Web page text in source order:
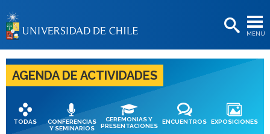
MENÚ
BIBLIOTECAS
LA UNIVERSIDAD
Postulantes
Estudiantes
AGENDA DE ACTIVIDADES
TODAS
CONFERENCIAS
Y SEMINARIOS
CEREMONIAS Y
PRESENTACIONES
ENCUENTROS EXPOSICIONES